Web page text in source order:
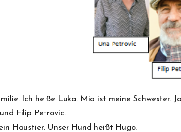
Ich heiße Luka. Mia ist meine Schwester.
Filip Petrovic.
Haustier. Unser Hund heißt Hugo.